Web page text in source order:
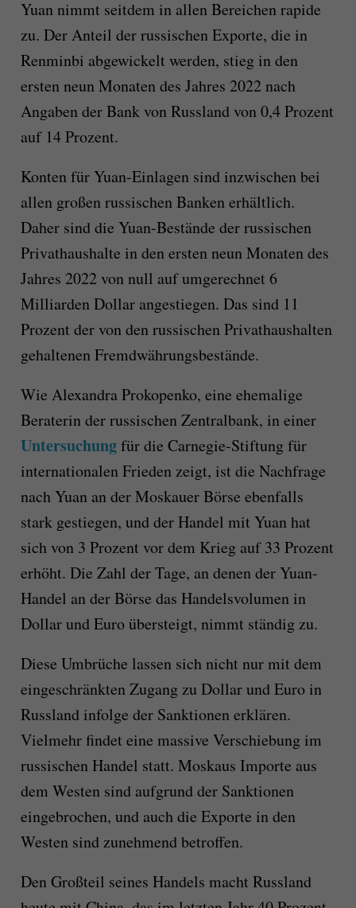
Yuan nimmt seitdem in allen Bereichen rapide
zu. Der Anteil der russischen Exporte, die in
Renminbi abgewickelt werden, stieg in den
ersten neun Monaten des Jahres 2022 nach
Angaben der Bank von Russland von 0,4 Prozent
auf 14 Prozent.
Konten für Yuan-Einlagen sind inzwischen bei
allen großen russischen Banken erhältlich.
Daher sind die Yuan-Bestände der russischen
Privathaushalte in den ersten neun Monaten des
Jahres 2022 von null auf umgerechnet 6
Milliarden Dollar angestiegen. Das sind 11
Prozent der von den russischen Privathaushalten
gehaltenen Fremdwährungsbestände.
Wie Alexandra Prokopenko, eine ehemalige
Beraterin der russischen Zentralbank, in einer
Untersuchungfür die Carnegie-Stiftung für
internationalen Frieden zeigt, ist die Nachfrage
nach Yuan an der Moskauer Börse ebenfalls
stark gestiegen, und der Handel mit Yuan hat
sich von 3 Prozent vor dem Krieg auf 33 Prozent
erhöht. Die Zahl der Tage, an denen der Yuan-
Handel an der Börse das Handelsvolumen in
Dollar und Euro übersteigt, nimmt ständig zu.
Diese Umbrüche lassen sich nicht nur mit dem
eingeschränkten Zugang zu Dollar und Euro in
Russland infolge der Sanktionen erklären.
Vielmehr findet eine massive Verschiebung im
russischen Handel statt. Moskaus Importe aus
dem Westen sind aufgrund der Sanktionen
eingebrochen, und auch die Exporte in den
Westen sind zunehmend betroffen.
Den Großteil seines Handels macht Russland